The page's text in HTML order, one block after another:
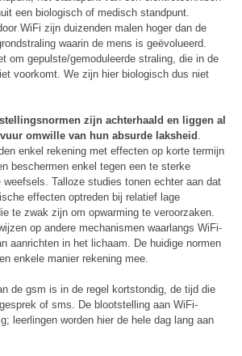
een biologisch of medisch standpunt.
WiFi zijn duizenden malen hoger dan de
waarin de mens is geëvolueerd.
om gepulste/gemoduleerde straling, die in de
voorkomt. We zijn hier biologisch dus niet
zijn achterhaald en liggen al
omwille van hun absurde laksheid
enkel rekening met effecten op korte termijn
beschermen enkel tegen een te sterke
weefsels. Talloze studies tonen echter aan dat
effecten optreden bij relatief lage
te zwak zijn om opwarming te veroorzaken.
op andere mechanismen waarlangs WiFi-
aanrichten in het lichaam. De huidige normen
enkele manier rekening mee.
de gsm is in de regel kortstondig, de tijd die
of sms. De blootstelling aan WiFi-
leerlingen worden hier de hele dag lang aan